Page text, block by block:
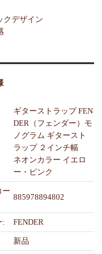
クデザイン
ギターストラップ FEN
DER（フェンダー）モ
ノグラム ギタースト
ラップ ２インチ幅
ネオンカラー イエロ
ー・ピンク
ー
885978894802
: FENDER
新品